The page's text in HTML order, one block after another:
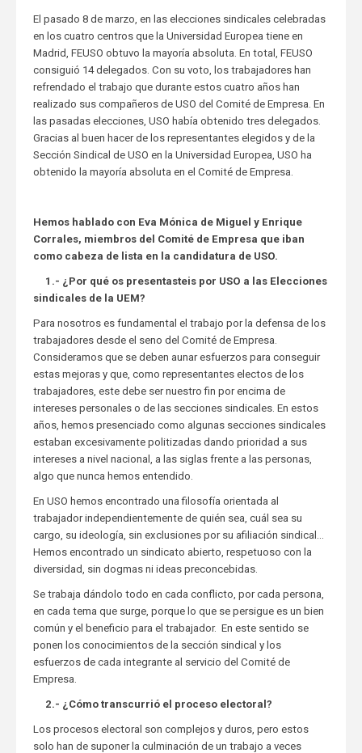
El pasado 8 de marzo, en las elecciones sindicales celebradas
en los cuatro centros que la Universidad Europea tiene en
Madrid, FEUSO obtuvo la mayoría absoluta. En total, FEUSO
consiguió 14 delegados. Con su voto, los trabajadores han
refrendado el trabajo que durante estos cuatro años han
realizado sus compañeros de USO del Comité de Empresa. En
las pasadas elecciones, USO había obtenido tres delegados.
Gracias al buen hacer de los representantes elegidos y de la
Sección Sindical de USO en la Universidad Europea, USO ha
obtenido la mayoría absoluta en el Comité de Empresa.
Hemos hablado con Eva Mónica de Miguel y Enrique
Corrales, miembros del Comité de Empresa que iban
como cabeza de lista en la candidatura de USO.
1.- ¿Por qué os presentasteis por USO a las Elecciones
sindicales de la UEM?
Para nosotros es fundamental el trabajo por la defensa de los
trabajadores desde el seno del Comité de Empresa.
Consideramos que se deben aunar esfuerzos para conseguir
estas mejoras y que, como representantes electos de los
trabajadores, este debe ser nuestro fin por encima de
intereses personales o de las secciones sindicales. En estos
años, hemos presenciado como algunas secciones sindicales
estaban excesivamente politizadas dando prioridad a sus
intereses a nivel nacional, a las siglas frente a las personas,
algo que nunca hemos entendido.
En USO hemos encontrado una filosofía orientada al
trabajador independientemente de quién sea, cuál sea su
cargo, su ideología, sin exclusiones por su afiliación sindical…
Hemos encontrado un sindicato abierto, respetuoso con la
diversidad, sin dogmas ni ideas preconcebidas.
Se trabaja dándolo todo en cada conflicto, por cada persona,
en cada tema que surge, porque lo que se persigue es un bien
común y el beneficio para el trabajador. En este sentido se
ponen los conocimientos de la sección sindical y los
esfuerzos de cada integrante al servicio del Comité de
Empresa.
2.- ¿Cómo transcurrió el proceso electoral?
Los procesos electoral son complejos y duros, pero estos
solo han de suponer la culminación de un trabajo a veces